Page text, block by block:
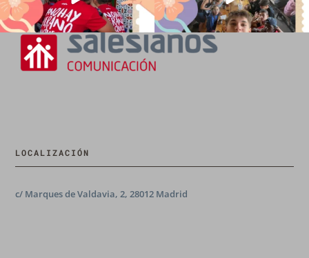
LOCALIZACIÓN
c/ Marques de Valdavia, 2, 28012 Madrid